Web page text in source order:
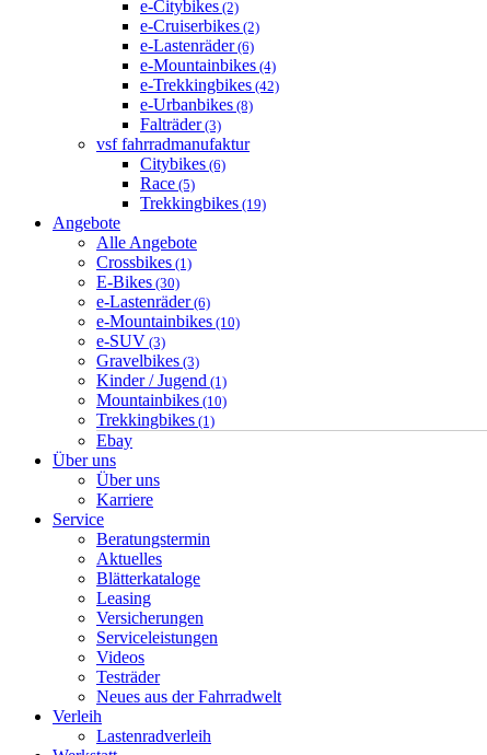
e-Citybikes (2)
e-Cruiserbikes (2)
e-Lastenräder(6)
e-Mountainbikes (4)
e-Trekkingbikes (42)
e-Urbanbikes (8)
Falträder(3)
vsf fahrradmanufaktur
Citybikes (6)
Race (5)
Trekkingbikes (19)
Angebote
Alle Angebote
Crossbikes (1)
E-Bikes (30)
e-Lastenräder(6)
e-Mountainbikes (10)
e-SUV (3)
Gravelbikes (3)
Kinder / Jugend (1)
Mountainbikes (10)
Trekkingbikes (1)
Ebay
Über uns
Über uns
Karriere
Service
Beratungstermin
Aktuelles
Blätterkataloge
Leasing
Versicherungen
Serviceleistungen
Videos
Testräder
Neues aus der Fahrradwelt
Verleih
Lastenradverleih